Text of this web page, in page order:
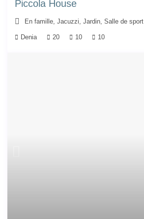
Piccola House
En famille,Jacuzzi,Jardin,Salle de sport
Denia 20 10 10